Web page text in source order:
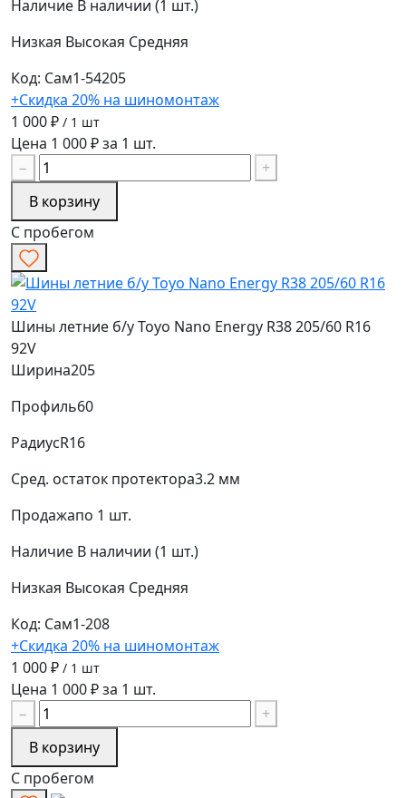
Наличие В наличии (1 шт.)
Низкая Высокая Средняя
Код: Сам1-54205
+Скидка 20% на шиномонтаж
1 000 ₽ / 1 шт
Цена 1 000 ₽ за 1 шт.
−
+
В корзину
С пробегом
Шины летние б/у Toyo Nano Energy R38 205/60 R16
92V
Ширина205
Профиль60
РадиусR16
Сред. остаток протектора3.2 мм
Продажапо 1 шт.
Наличие В наличии (1 шт.)
Низкая Высокая Средняя
Код: Сам1-208
+Скидка 20% на шиномонтаж
1 000 ₽ / 1 шт
Цена 1 000 ₽ за 1 шт.
−
+
В корзину
С пробегом